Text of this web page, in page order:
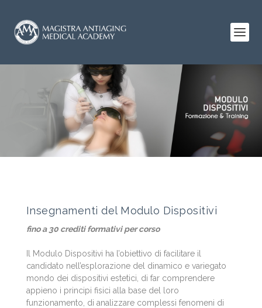
Insegnamenti del Modulo Dispositivi
fino a 30 crediti formativi per corso
Il Modulo Dispositivi ha l’obiettivo di facilitare il
candidato nell’esplorazione del dinamico e variegato
mondo dei dispositivi estetici, di far comprendere
appieno i principi fisici alla base del loro
funzionamento, di analizzare complessi fenomeni di